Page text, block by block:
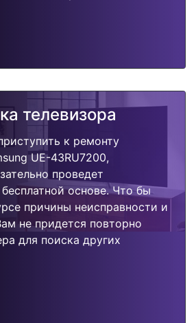
телевизора
к ремонту
UE-43RU7200,
проведет
основе. Что бы
причины неисправности и
не придется повторно
для поиска других